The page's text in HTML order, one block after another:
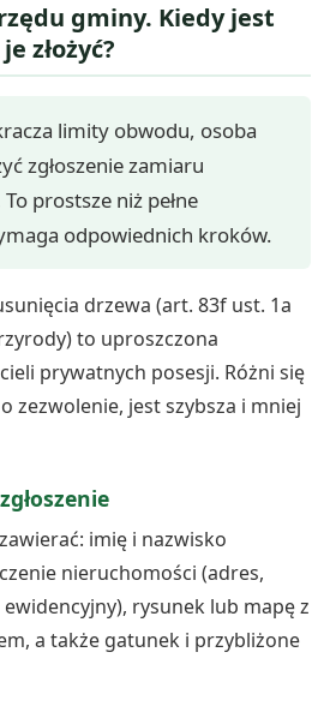
gminy. Kiedy jest
złożyć?
limity obwodu, osoba
zgłoszenie zamiaru
prostsze niż pełne
odpowiednich kroków.
drzewa (art. 83f ust. 1a
to uproszczona
prywatnych posesji. Różni się
zezwolenie, jest szybsza i mniej
imię i nazwisko
nieruchomości (adres,
rysunek lub mapę z
a także gatunek i przybliżone